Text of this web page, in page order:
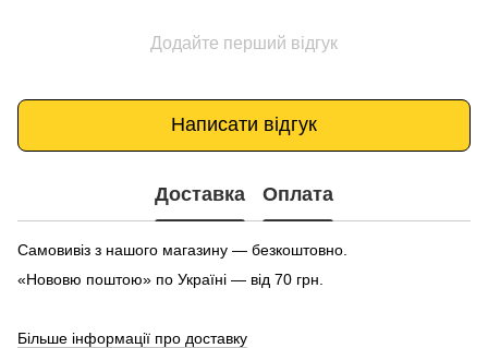
Додайте перший відгук
Написати відгук
Доставка Оплата
Самовивіз з нашого магазину — безкоштовно.
«Нововю поштою» по Україні — від 70 грн.
Більше інформації про доставку